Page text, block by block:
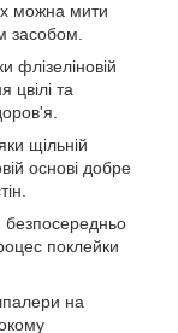
можна мити
засобом.
флізеліновій
цвілі та
щільній
основі добре
безпосередньо
поклейки
на